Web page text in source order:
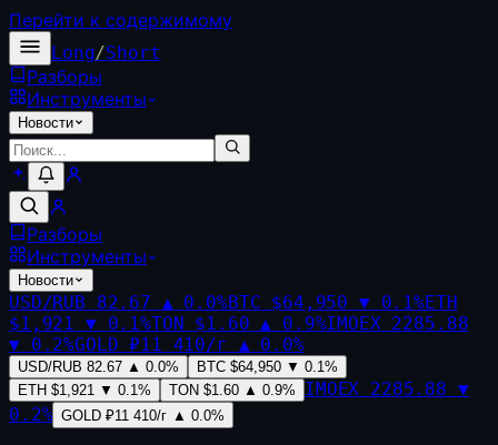
Перейти к содержимому
Long/Short
Разборы
Инструменты
Новости
Разборы
Инструменты
Новости
USD/RUB 82.67 ▲ 0.0%BTC $64,950 ▼ 0.1%ETH
$1,921 ▼ 0.1%TON $1.60 ▲ 0.9%IMOEX 2285.88
▼ 0.2%GOLD ₽11 410/г ▲ 0.0%
USD/RUB 82.67 ▲ 0.0% BTC $64,950 ▼ 0.1%
ETH $1,921 ▼ 0.1% TON $1.60 ▲ 0.9% IMOEX 2285.88 ▼
0.2% GOLD ₽11 410/г ▲ 0.0%